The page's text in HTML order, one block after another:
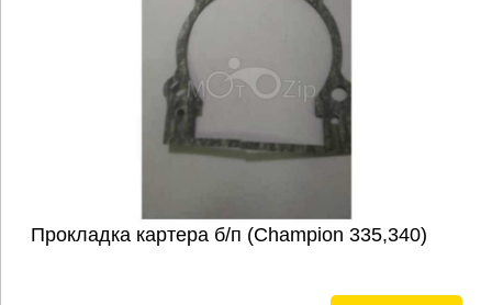
Прокладка картера б/п (Champion 335,340)